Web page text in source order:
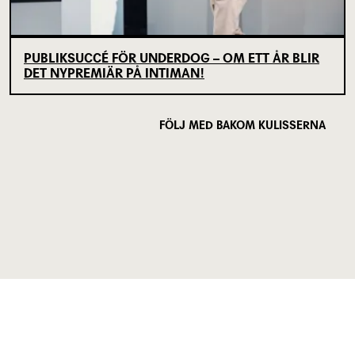
PUBLIKSUCCÉ FÖR UNDERDOG – OM ETT ÅR BLIR
DET NYPREMIÄR PÅ INTIMAN!
FÖLJ MED BAKOM KULISSERNA